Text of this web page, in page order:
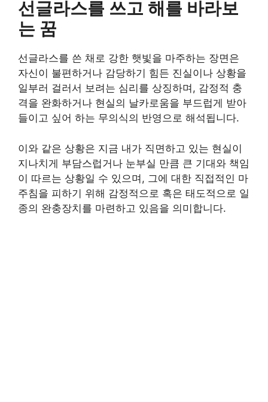
선글라스를 쓰고 해를 바라보
는 꿈
선글라스를 쓴 채로 강한 햇빛을 마주하는 장면은
자신이 불편하거나 감당하기 힘든 진실이나 상황을
일부러 걸러서 보려는 심리를 상징하며, 감정적 충
격을 완화하거나 현실의 날카로움을 부드럽게 받아
들이고 싶어 하는 무의식의 반영으로 해석됩니다.
이와 같은 상황은 지금 내가 직면하고 있는 현실이
지나치게 부담스럽거나 눈부실 만큼 큰 기대와 책임
이 따르는 상황일 수 있으며, 그에 대한 직접적인 마
주침을 피하기 위해 감정적으로 혹은 태도적으로 일
종의 완충장치를 마련하고 있음을 의미합니다.